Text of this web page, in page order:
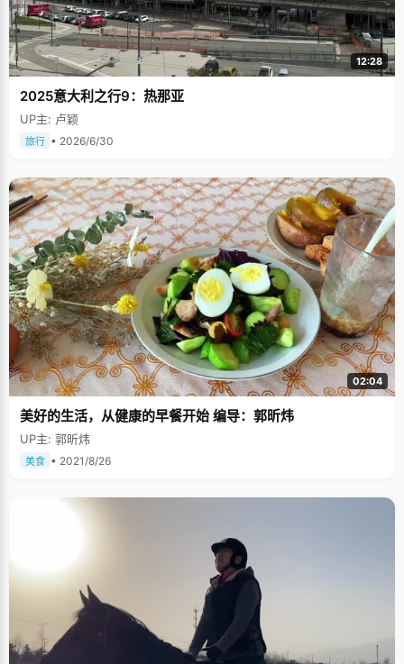
12:28
2025意大利之行9：热那亚
UP主: 卢颖
旅行 • 2026/6/30
02:04
美好的生活，从健康的早餐开始 编导：郭昕炜
UP主: 郭昕炜
美食 • 2021/8/26